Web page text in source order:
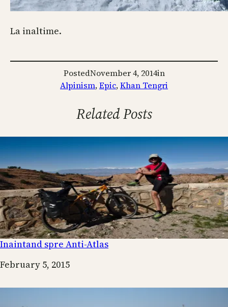
La inaltime.
PostedNovember 4, 2014in
Alpinism, Epic, Khan Tengri
Related Posts
Inaintand spre Anti-Atlas
Date
February 5, 2015